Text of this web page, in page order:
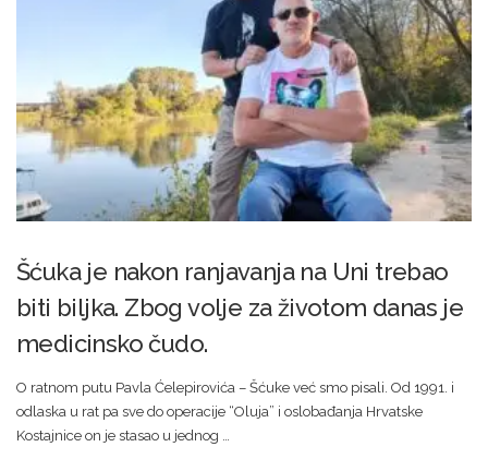
Šćuka je nakon ranjavanja na Uni trebao
biti biljka. Zbog volje za životom danas je
medicinsko čudo.
O ratnom putu Pavla Ćelepirovića – Šćuke već smo pisali. Od 1991. i
odlaska u rat pa sve do operacije “Oluja” i oslobađanja Hrvatske
Kostajnice on je stasao u jednog …